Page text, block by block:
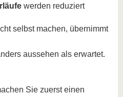
werden reduziert
selbst machen, übernimmt
aussehen als erwartet.
Sie zuerst einen